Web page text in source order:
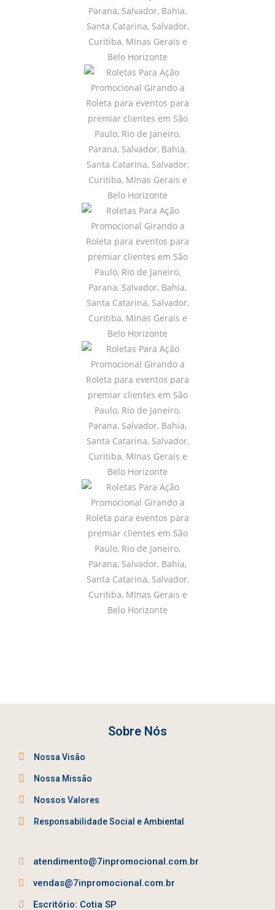
Sobre Nós
Nossa Visão
Nossa Missão
Nossos Valores
Responsabilidade Social e Ambiental
atendimento@7inpromocional.com.br
vendas@7inpromocional.com.br
Escritório: Cotia SP